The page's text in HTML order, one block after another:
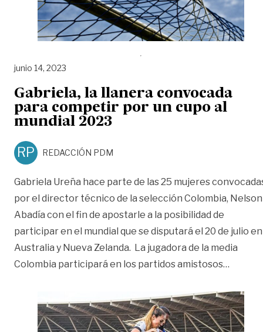
junio 14, 2023
Gabriela, la llanera convocada
para competir por un cupo al
mundial 2023
RP REDACCIÓN PDM
Gabriela Ureña hace parte de las 25 mujeres
por el director técnico de la selección Colombia, Nelson
Abadía con el fin de apostarle a la posibilidad de
participar en el mundial que se disputará el 20 de julio en
Australia y Nueva Zelanda. La jugadora de la media
Colombia participará en los partidos amistosos…